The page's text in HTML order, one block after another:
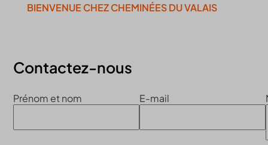
BIENVENUE CHEZ CHEMINÉES DU VALAIS
Contactez-nous
Prénom et nom E-mail